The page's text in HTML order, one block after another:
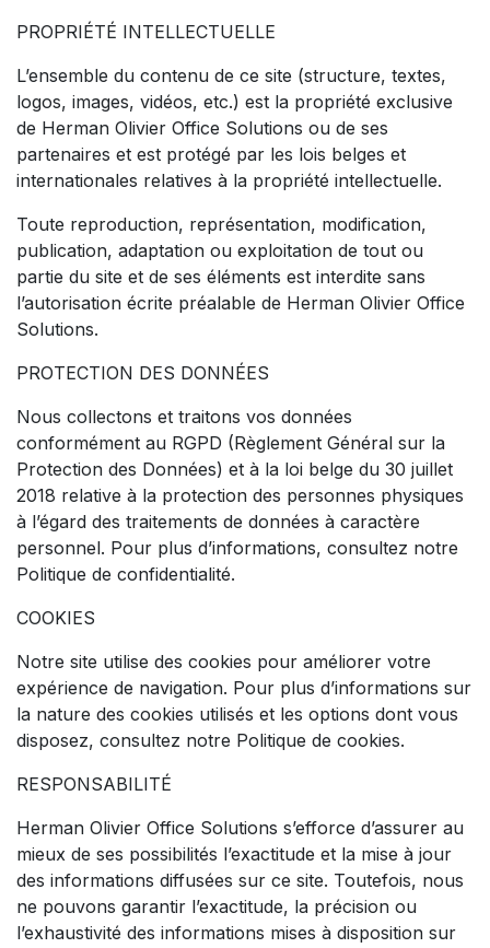
PROPRIÉTÉ INTELLECTUELLE
L’ensemble du contenu de ce site (structure, textes,
logos, images, vidéos, etc.) est la propriété exclusive
de Herman Olivier Office Solutions ou de ses
partenaires et est protégé par les lois belges et
internationales relatives à la propriété intellectuelle.
Toute reproduction, représentation, modification,
publication, adaptation ou exploitation de tout ou
partie du site et de ses éléments est interdite sans
l’autorisation écrite préalable de Herman Olivier Office
Solutions.
PROTECTION DES DONNÉES
Nous collectons et traitons vos données
conformément au RGPD (Règlement Général sur la
Protection des Données) et à la loi belge du 30 juillet
2018 relative à la protection des personnes physiques
à l’égard des traitements de données à caractère
personnel. Pour plus d’informations, consultez notre
Politique de confidentialité.
COOKIES
Notre site utilise des cookies pour améliorer votre
expérience de navigation. Pour plus d’informations sur
la nature des cookies utilisés et les options dont vous
disposez, consultez notre Politique de cookies.
RESPONSABILITÉ
Herman Olivier Office Solutions s’efforce d’assurer au
mieux de ses possibilités l’exactitude et la mise à jour
des informations diffusées sur ce site. Toutefois, nous
ne pouvons garantir l’exactitude, la précision ou
l’exhaustivité des informations mises à disposition sur